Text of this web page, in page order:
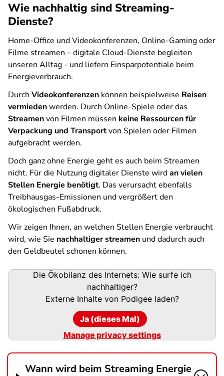
Wie nachhaltig sind Streaming-
Dienste?
Home-Office und Videokonferenzen, Online-Gaming oder
Filme streamen – digitale Cloud-Dienste begleiten
unseren Alltag - und liefern Einsparpotentiale beim
Energieverbrauch.
Durch Videokonferenzen können beispielweise Reisen
vermiedenwerden. Durch Online-Spiele oder das
Streamenvon Filmen müssen keine Ressourcen für
Verpackung und Transportvon Spielen oder Filmen
aufgebracht werden.
Doch ganz ohne Energie geht es auch beim Streamen
nicht. Für die Nutzung digitaler Dienste wirdan vielen
Stellen Energie benötigt. Das verursacht ebenfalls
Treibhausgas-Emissionen und vergrößert den
ökologischen Fußabdruck.
Wir zeigen Ihnen, an welchen Stellen Energie verbraucht
wird, wie Sie nachhaltiger streamen und dadurch auch
den Geldbeutel schonen können.
Podigee-Die Ökobilanz des Internets: Wie surfe ich
nachhaltiger?
Externe Inhalte von Podigeeladen?
Ja (dieses Mal)
Manage privacy settings
Wann wird beim Streaming Energie